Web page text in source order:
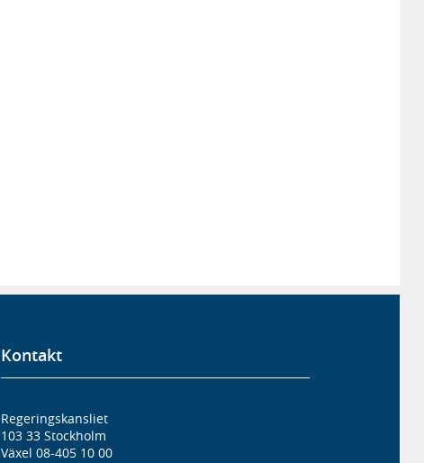
Kontakt
Regeringskansliet
103 33 Stockholm
Växel 08-405 10 00